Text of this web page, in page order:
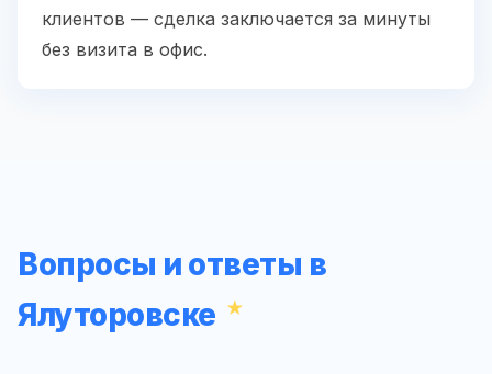
клиентов — сделка заключается за минуты
без визита в офис.
Вопросы и ответы в
Ялуторовске